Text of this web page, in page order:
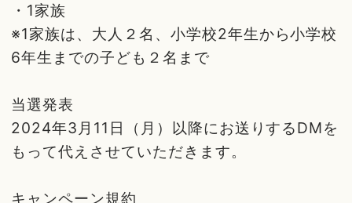
・1家族
※1家族は、大人２名、小学校2年生から小学校
6年生までの子ども２名まで
当選発表
2024年3月11日（月）以降にお送りするDMを
もって代えさせていただきます。
キャンペーン規約